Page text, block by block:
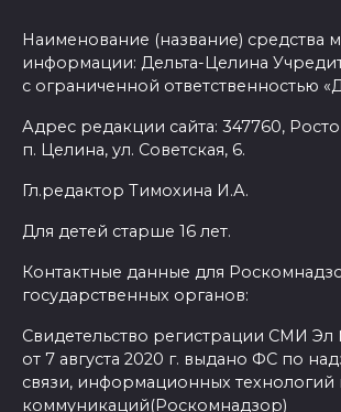
Наименование (название) средства
информации: Дельта-Целина
с ограниченной ответственностью
Адрес редакции сайта: 347760,
п. Целина, ул. Советская, 6.
Гл.редактор Тимохина И.А.
Для детей старше 16 лет.
Контактные данные для
государственных органов:
Свидетельство регистрации СМИ
от 7 августа 2020 г. выдано ФС по
связи, информационных технологий
коммуникаций(Роскомнадзор)